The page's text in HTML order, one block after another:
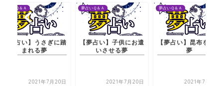
夢占いＱ＆Ａ
【夢占い】うさぎに踏
まれる夢
2021年7月20日
夢占いＱ＆Ａ
【夢占い】子供にお遣
いさせる夢
2021年7月20日
夢占いＱ＆Ａ
【夢占い】昆布を探す
夢
2021年7月21日